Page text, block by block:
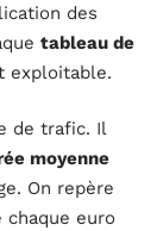
des
tableau de
exploitable.
de trafic. Il
moyenne
On repère
euro